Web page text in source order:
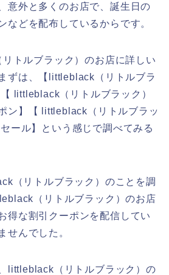
意外と多くのお店で、誕生日の
などを配布しているからです。
トルブラック）のお店に詳しい
ずは、【littleblack（リトルブラ
littleblack（リトルブラック）
ン】【 littleblack（リトルブラッ
ール】という感じで調べてみる
（リトルブラック）のことを調
（リトルブラック）のお店
得な割引クーポンを配信してい
せんでした。
littleblack（リトルブラック）の